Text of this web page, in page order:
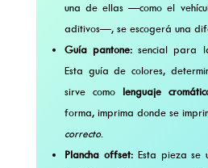
una de ellas —como el
aditivos—, se escogerá una
Guía pantone:sencial para
Esta guía de colores,
sirve como lenguaje
forma, imprima donde se
correcto.
Plancha offset: Esta pieza se